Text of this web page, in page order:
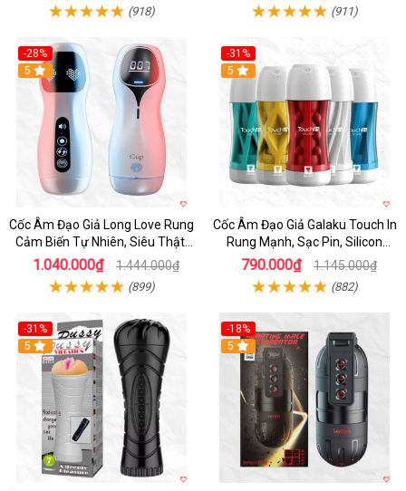
(918) (911)
-28%
5
Cốc Âm Đạo Giả Long Love Rung
Cảm Biến Tự Nhiên, Siêu Thật,
Sướng
1.040.000₫ 1.444.000₫
(899)
-31%
Hot
5
Cốc Âm Đạo Giả Galaku Touch In
Rung Mạnh, Sạc Pin, Silicon
Mềm
790.000₫ 1.145.000₫
(882)
-31%
5
-18%
5